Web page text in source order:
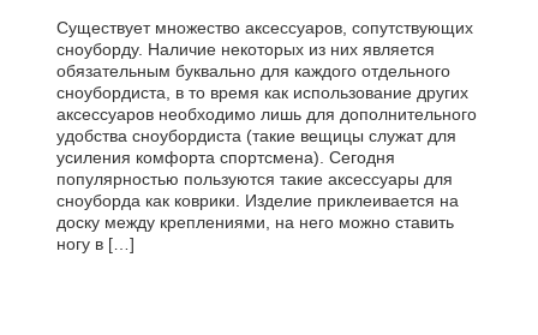
Существует множество аксессуаров, сопутствующих
сноуборду. Наличие некоторых из них является
обязательным буквально для каждого отдельного
сноубордиста, в то время как использование других
аксессуаров необходимо лишь для дополнительного
удобства сноубордиста (такие вещицы служат для
усиления комфорта спортсмена). Сегодня
популярностью пользуются такие аксессуары для
сноуборда как коврики. Изделие приклеивается на
доску между креплениями, на него можно ставить
ногу в […]